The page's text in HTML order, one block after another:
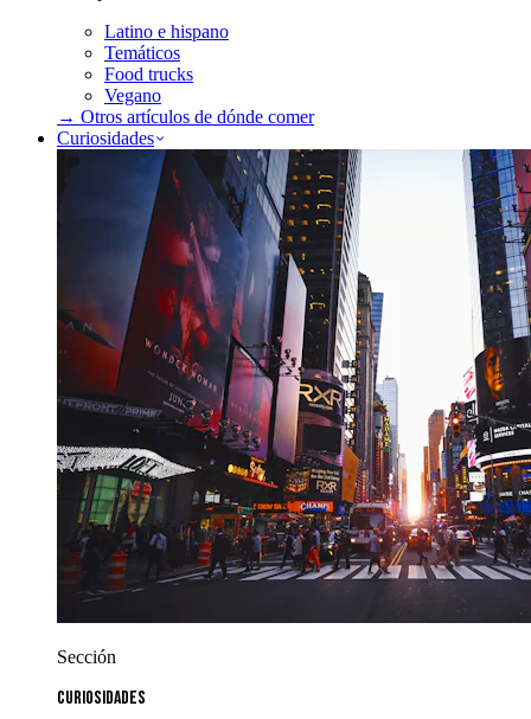
Latino e hispano
Temáticos
Food trucks
Vegano
→ Otros artículos de dónde comer
Curiosidades
Sección
Curiosidades